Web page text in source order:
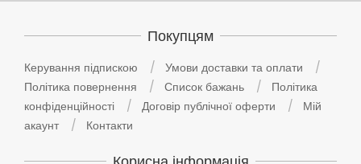
Покупцям
Керування підпискою
Умови доставки та оплати
Політика повернення
Список бажань
Політика
конфіденційності
Договір публічної оферти
Мій
акаунт
Контакти